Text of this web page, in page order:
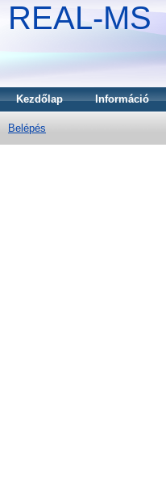
REAL-MS
Kezdőlap Információ
Belépés